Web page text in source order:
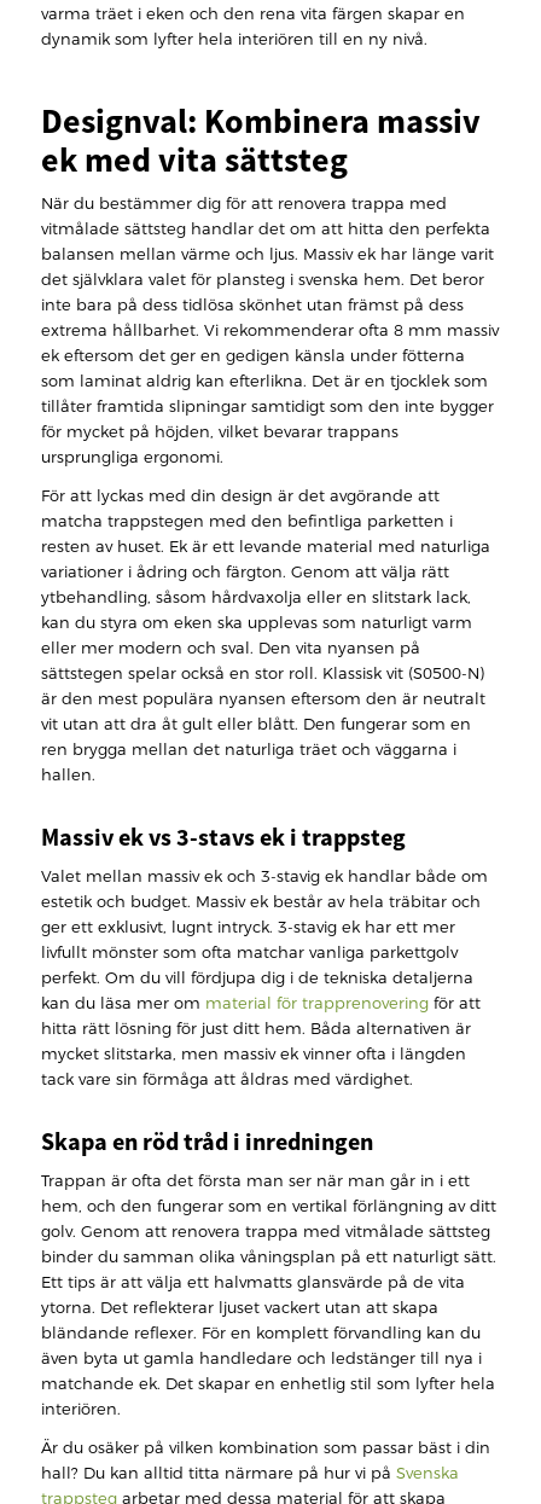
varma träet i eken och den rena vita färgen skapar en
dynamik som lyfter hela interiören till en ny nivå.
Designval: Kombinera massiv
ek med vita sättsteg
När du bestämmer dig för att renovera trappa med
vitmålade sättsteg handlar det om att hitta den perfekta
balansen mellan värme och ljus. Massiv ek har länge varit
det självklara valet för plansteg i svenska hem. Det beror
inte bara på dess tidlösa skönhet utan främst på dess
extrema hållbarhet. Vi rekommenderar ofta 8 mm massiv
ek eftersom det ger en gedigen känsla under fötterna
som laminat aldrig kan efterlikna. Det är en tjocklek som
tillåter framtida slipningar samtidigt som den inte bygger
för mycket på höjden, vilket bevarar trappans
ursprungliga ergonomi.
För att lyckas med din design är det avgörande att
matcha trappstegen med den befintliga parketten i
resten av huset. Ek är ett levande material med naturliga
variationer i ådring och färgton. Genom att välja rätt
ytbehandling, såsom hårdvaxolja eller en slitstark lack,
kan du styra om eken ska upplevas som naturligt varm
eller mer modern och sval. Den vita nyansen på
sättstegen spelar också en stor roll. Klassisk vit (S0500-N)
är den mest populära nyansen eftersom den är neutralt
vit utan att dra åt gult eller blått. Den fungerar som en
ren brygga mellan det naturliga träet och väggarna i
hallen.
Massiv ek vs 3-stavs ek i trappsteg
Valet mellan massiv ek och 3-stavig ek handlar både om
estetik och budget. Massiv ek består av hela träbitar och
ger ett exklusivt, lugnt intryck. 3-stavig ek har ett mer
livfullt mönster som ofta matchar vanliga parkettgolv
perfekt. Om du vill fördjupa dig i de tekniska detaljerna
kan du läsa mer om material för trapprenoveringför att
hitta rätt lösning för just ditt hem. Båda alternativen är
mycket slitstarka, men massiv ek vinner ofta i längden
tack vare sin förmåga att åldras med värdighet.
Skapa en röd tråd i inredningen
Trappan är ofta det första man ser när man går in i ett
hem, och den fungerar som en vertikal förlängning av ditt
golv. Genom att renovera trappa med vitmålade sättsteg
binder du samman olika våningsplan på ett naturligt sätt.
Ett tips är att välja ett halvmatts glansvärde på de vita
ytorna. Det reflekterar ljuset vackert utan att skapa
bländande reflexer. För en komplett förvandling kan du
även byta ut gamla handledare och ledstänger till nya i
matchande ek. Det skapar en enhetlig stil som lyfter hela
interiören.
Är du osäker på vilken kombination som passar bäst i din
hall? Du kan alltid titta närmare på hur vi på Svenska
trappstegarbetar med dessa material för att skapa